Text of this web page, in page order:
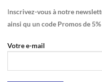
Inscrivez-vous à notre
ainsi qu un code Promos de 5%
Votre e-mail